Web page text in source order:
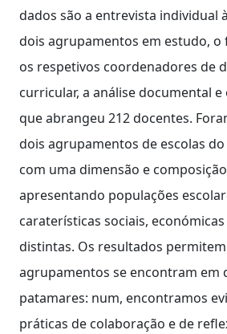
dados são a entrevista individual
dois agrupamentos em estudo, o
os respetivos coordenadores de
curricular, a análise documental
que abrangeu 212 docentes.
dois agrupamentos de escolas
com uma dimensão e
apresentando populações
caraterísticas sociais,
distintas. Os resultados
agrupamentos se encontram em
patamares: num, encontramos
práticas de colaboração e de